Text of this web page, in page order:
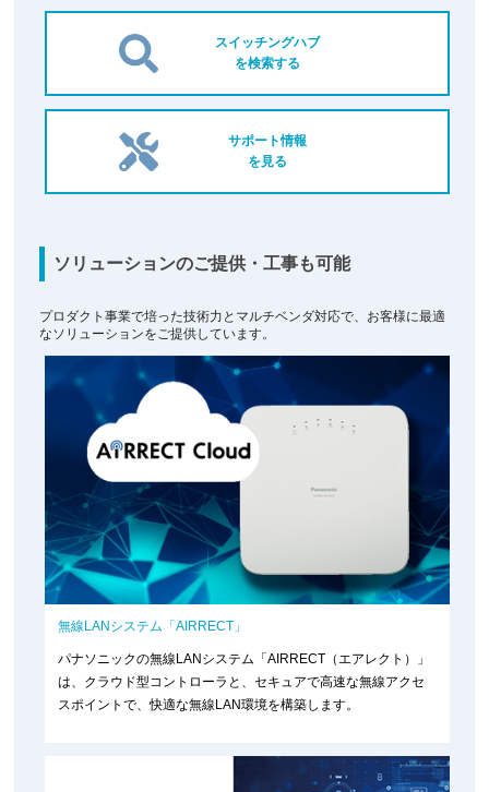
スイッチングハブ
を検索する
サポート情報
を見る
ソリューションのご提供・工事も可能
プロダクト事業で培った技術力とマルチベンダ対応で、お客様に最適
なソリューションをご提供しています。
無線LANシステム「AIRRECT」
パナソニックの無線LANシステム「AIRRECT（エアレクト）」
は、クラウド型コントローラと、セキュアで高速な無線アクセ
スポイントで、快適な無線LAN環境を構築します。